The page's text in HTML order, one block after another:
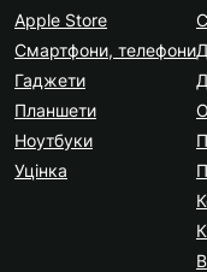
Apple Store
Смартфони, телефони
Гаджети
Планшети
Ноутбуки
Уцінка